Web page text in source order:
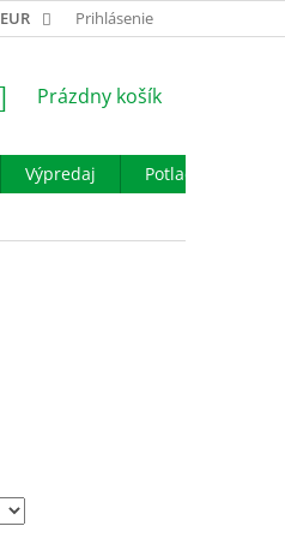
REKLAMAČNÝ PORIADOK
EUR Prihlásenie
NÁKUPNÝ
Prázdny košík
Výpredaj Potlač